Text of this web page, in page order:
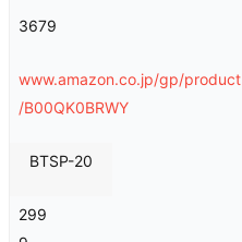
3679
www.amazon.co.jp/gp/product
/B00QK0BRWY
BTSP-20
299